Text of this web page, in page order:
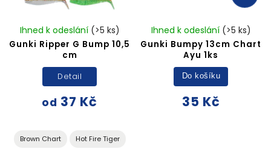
Gunki Ripper G Bump 10,5
cm
Ihned k odeslání (>5 ks)
od 37 Kč
Detail
Brown Chart Hot Fire Tiger
Gunki Bumpy 13cm Chart
Ayu 1ks
Ihned k odeslání (>5 ks)
35 Kč
Do košíku